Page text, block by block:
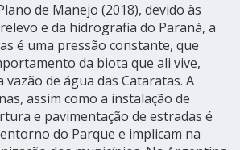
de Manejo (2018), devido às
e da hidrografia do Paraná, a
é uma pressão constante, que
da biota que ali vive,
vazão de água das Cataratas. A
assim como a instalação de
e pavimentação de estradas é
do Parque e implicam na